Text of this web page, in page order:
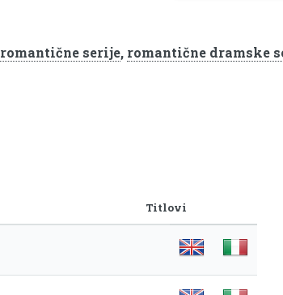
romantične serije, romantične dramske
Titlovi